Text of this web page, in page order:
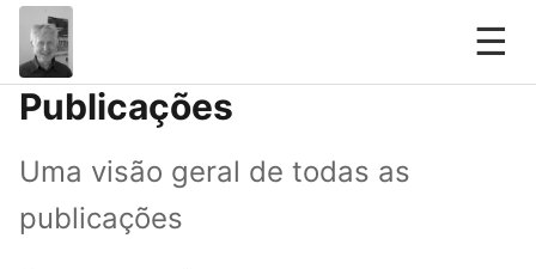
☰
Publicações
Uma visão geral de todas as
publicações